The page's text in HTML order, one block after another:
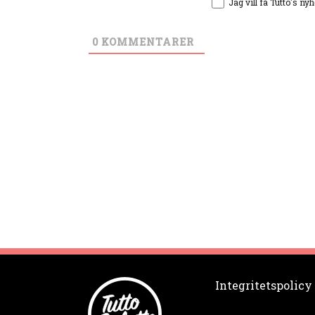
0KOMMENTARER
Integritetspolicy